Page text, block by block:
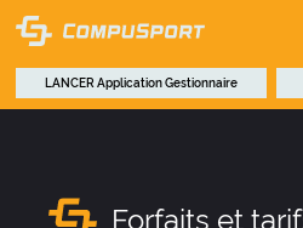
Forfaits et
LANCER Application Gestionnaire